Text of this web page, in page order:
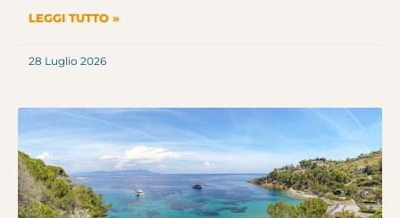
LEGGI TUTTO »
28 Luglio 2026